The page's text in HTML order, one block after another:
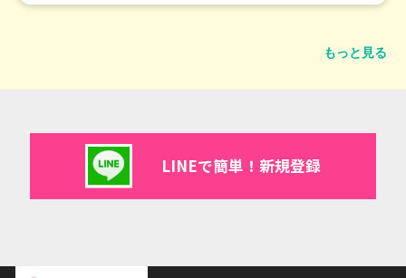
もっと見る
LINEで簡単！新規登録